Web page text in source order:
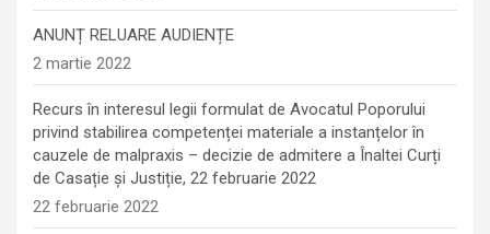
ANUNȚ RELUARE AUDIENȚE
2 martie 2022
Recurs în interesul legii formulat de Avocatul Poporului
privind stabilirea competenței materiale a instanțelor în
cauzele de malpraxis – decizie de admitere a Înaltei Curți
de Casație și Justiție, 22 februarie 2022
22 februarie 2022